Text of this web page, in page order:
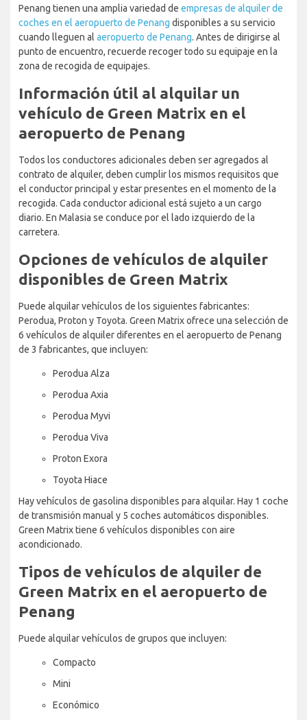
Penang tienen una amplia variedad de empresas de alquiler de
coches en el aeropuerto de Penang disponibles a su servicio
cuando lleguen al aeropuerto de Penang. Antes de dirigirse al
punto de encuentro, recuerde recoger todo su equipaje en la
zona de recogida de equipajes.
Información útil al alquilar un
vehículo de Green Matrix en el
aeropuerto de Penang
Todos los conductores adicionales deben ser agregados al
contrato de alquiler, deben cumplir los mismos requisitos que
el conductor principal y estar presentes en el momento de la
recogida. Cada conductor adicional está sujeto a un cargo
diario. En Malasia se conduce por el lado izquierdo de la
carretera.
Opciones de vehículos de alquiler
disponibles de Green Matrix
Puede alquilar vehículos de los siguientes fabricantes:
Perodua, Proton y Toyota. Green Matrix ofrece una selección de
6 vehículos de alquiler diferentes en el aeropuerto de Penang
de 3 fabricantes, que incluyen:
Perodua Alza
Perodua Axia
Perodua Myvi
Perodua Viva
Proton Exora
Toyota Hiace
Hay vehículos de gasolina disponibles para alquilar. Hay 1 coche
de transmisión manual y 5 coches automáticos disponibles.
Green Matrix tiene 6 vehículos disponibles con aire
acondicionado.
Tipos de vehículos de alquiler de
Green Matrix en el aeropuerto de
Penang
Puede alquilar vehículos de grupos que incluyen:
Compacto
Mini
Económico